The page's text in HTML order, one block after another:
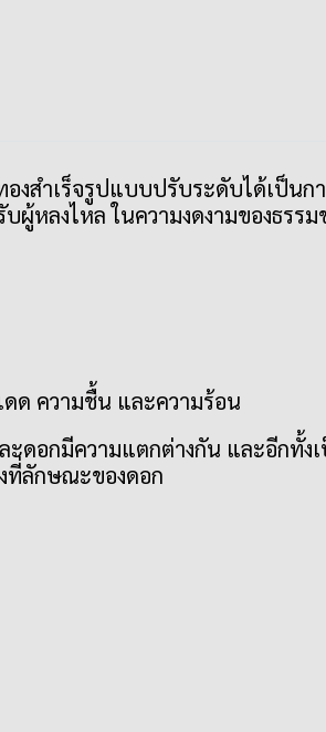
งสำเร็จรูปแบบปรับระดับได้เป็น
หลงไหล ในความงดงามของธรร
ดด ความชื้น และความร้อน
ะดอกมีความแตกต่างกัน และอีกทั้
ที่ลักษณะของดอก